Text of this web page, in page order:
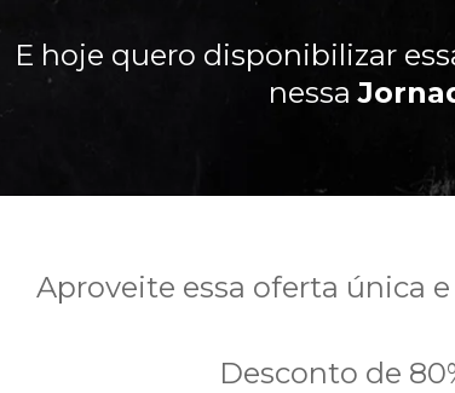
E hoje quero disponibilizar
nessa
Aproveite essa oferta única
Desconto de